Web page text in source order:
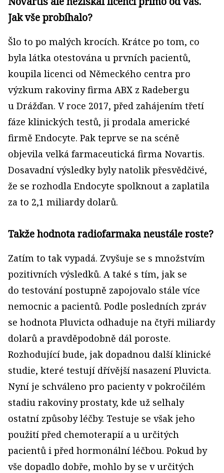
Jak vše probíhalo?
Šlo to po malých krocích. Krátce po tom, co
byla látka otestována u prvních pacientů,
koupila licenci od Německého centra pro
výzkum rakoviny firma ABX z Radebergu
u Drážďan. V roce 2017, před zahájením třetí
fáze klinických testů, ji prodala americké
firmě Endocyte. Pak teprve se na scéně
objevila velká farmaceutická firma Novartis.
Dosavadní výsledky byly natolik přesvědčivé,
že se rozhodla Endocyte spolknout a zaplatila
za to 2,1 miliardy dolarů.
Takže hodnota radiofarmaka neustále roste?
Zatím to tak vypadá. Zvyšuje se s množstvím
pozitivních výsledků. A také s tím, jak se
do testování postupně zapojovalo stále více
nemocnic a pacientů. Podle posledních zpráv
se hodnota Pluvicta odhaduje na čtyři miliardy
dolarů a pravděpodobně dál poroste.
Rozhodující bude, jak dopadnou další klinické
studie, které testují dřívější nasazení Pluvicta.
Nyní je schváleno pro pacienty v pokročilém
stadiu rakoviny prostaty, kde už selhaly
ostatní způsoby léčby. Testuje se však jeho
použití před chemoterapií a u určitých
pacientů i před hormonální léčbou. Pokud by
vše dopadlo dobře, mohlo by se v určitých